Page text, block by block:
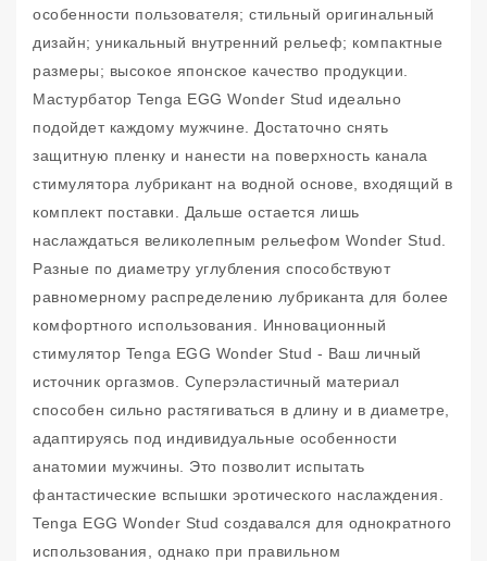
особенности пользователя; стильный оригинальный
дизайн; уникальный внутренний рельеф; компактные
размеры; высокое японское качество продукции.
Мастурбатор Tenga EGG Wonder Stud идеально
подойдет каждому мужчине. Достаточно снять
защитную пленку и нанести на поверхность канала
стимулятора лубрикант на водной основе, входящий в
комплект поставки. Дальше остается лишь
наслаждаться великолепным рельефом Wonder Stud.
Разные по диаметру углубления способствуют
равномерному распределению лубриканта для более
комфортного использования. Инновационный
стимулятор Tenga EGG Wonder Stud - Ваш личный
источник оргазмов. Суперэластичный материал
способен сильно растягиваться в длину и в диаметре,
адаптируясь под индивидуальные особенности
анатомии мужчины. Это позволит испытать
фантастические вспышки эротического наслаждения.
Tenga EGG Wonder Stud создавался для однократного
использования, однако при правильном